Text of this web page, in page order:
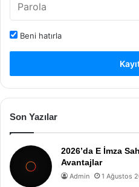
Beni hatırla
Son Yazılar
2026’da E İmza
Avantajlar
Admin 1 Ağustos